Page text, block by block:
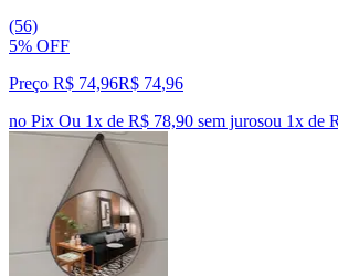
(56)
5% OFF
Preço R$ 74,96R$ 74,96
no Pix Ou 1x de R$ 78,90 sem jurosou 1x de